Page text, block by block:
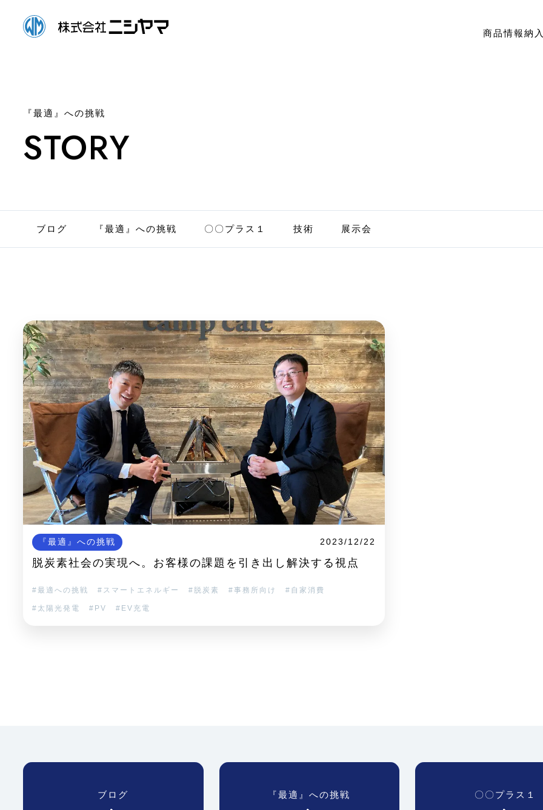
商品情報納
『最適』への挑戦
STORY
ブログ 『最適』への挑戦 〇〇プラス１ 技術 展示会
『最適』への挑戦 2023/12/22
脱炭素社会の実現へ。お客様の課題を引き出し解決する視点
最適への挑戦 スマートエネルギー 脱炭素 事務所向け 自家消費
太陽光発電 PV EV充電
ブログ 『最適』への挑戦 〇〇プラス１